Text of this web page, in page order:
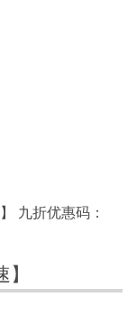
】 九折优惠码：